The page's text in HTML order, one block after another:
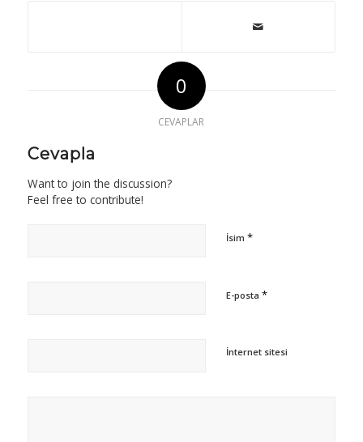
0
CEVAPLAR
Cevapla
Want to join the discussion?
Feel free to contribute!
İsim *
E-posta *
İnternet sitesi